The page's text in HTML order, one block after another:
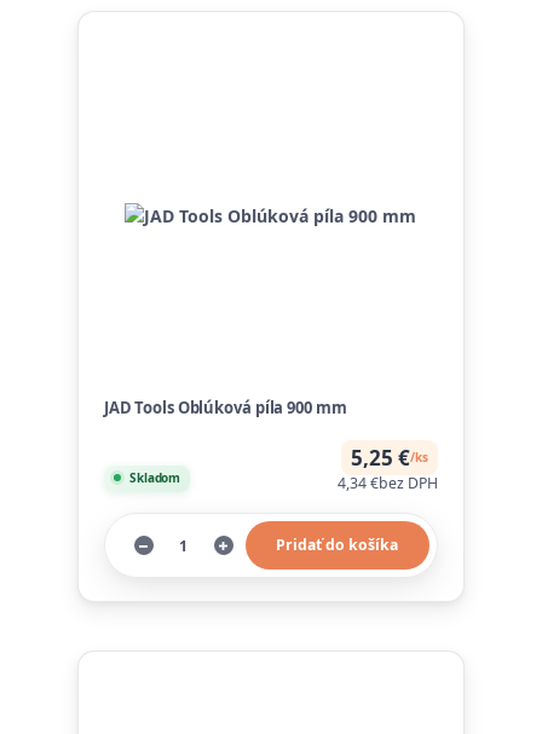
JAD Tools Oblúková píla 900 mm
5,25 €/ks
4,34 €bez DPH
Skladom
Pridať do košíka